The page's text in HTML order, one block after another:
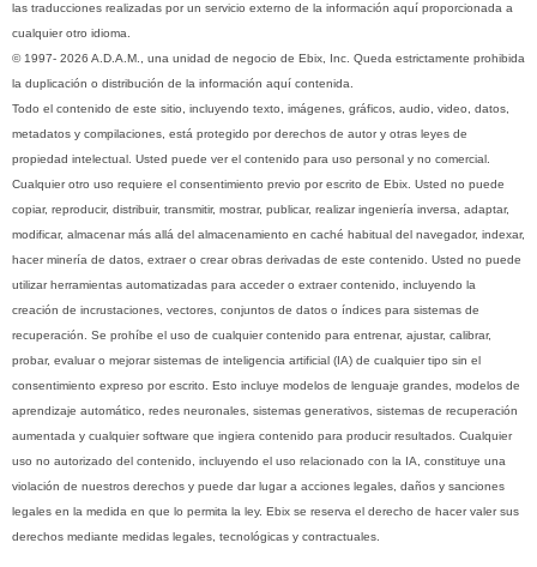
las traducciones realizadas por un servicio externo de la información aquí proporcionada a
cualquier otro idioma.
© 1997- 2026 A.D.A.M., una unidad de negocio de Ebix, Inc. Queda estrictamente prohibida
la duplicación o distribución de la información aquí contenida.
Todo el contenido de este sitio, incluyendo texto, imágenes, gráficos, audio, video, datos,
metadatos y compilaciones, está protegido por derechos de autor y otras leyes de
propiedad intelectual. Usted puede ver el contenido para uso personal y no comercial.
Cualquier otro uso requiere el consentimiento previo por escrito de Ebix. Usted no puede
copiar, reproducir, distribuir, transmitir, mostrar, publicar, realizar ingeniería inversa, adaptar,
modificar, almacenar más allá del almacenamiento en caché habitual del navegador, indexar,
hacer minería de datos, extraer o crear obras derivadas de este contenido. Usted no puede
utilizar herramientas automatizadas para acceder o extraer contenido, incluyendo la
creación de incrustaciones, vectores, conjuntos de datos o índices para sistemas de
recuperación. Se prohíbe el uso de cualquier contenido para entrenar, ajustar, calibrar,
probar, evaluar o mejorar sistemas de inteligencia artificial (IA) de cualquier tipo sin el
consentimiento expreso por escrito. Esto incluye modelos de lenguaje grandes, modelos de
aprendizaje automático, redes neuronales, sistemas generativos, sistemas de recuperación
aumentada y cualquier software que ingiera contenido para producir resultados. Cualquier
uso no autorizado del contenido, incluyendo el uso relacionado con la IA, constituye una
violación de nuestros derechos y puede dar lugar a acciones legales, daños y sanciones
legales en la medida en que lo permita la ley. Ebix se reserva el derecho de hacer valer sus
derechos mediante medidas legales, tecnológicas y contractuales.